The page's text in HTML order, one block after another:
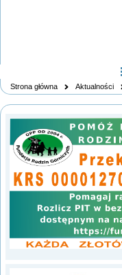
Strona główna Aktualności